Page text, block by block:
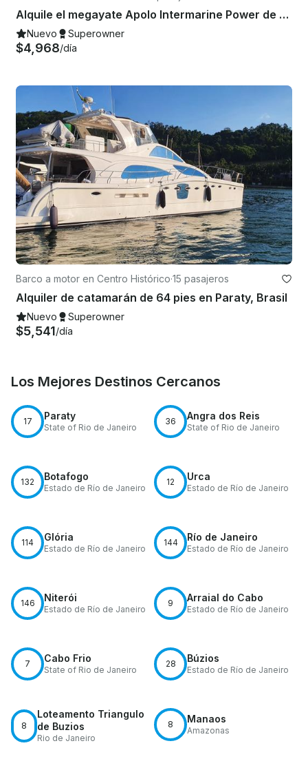
Alquile el megayate Apolo Intermarine Power de 80 pies en Paraty, Río de Janeiro
Nuevo Superowner
$4,968/día
Barco a motor en Centro Histórico·15 pasajeros
Alquiler de catamarán de 64 pies en Paraty, Brasil
Nuevo Superowner
$5,541/día
Los Mejores Destinos Cercanos
17 Paraty
State of Rio de Janeiro
36 Angra dos Reis
State of Rio de Janeiro
132 Botafogo
Estado de Río de Janeiro
12 Urca
Estado de Río de Janeiro
114 Glória
Estado de Río de Janeiro
144 Río de Janeiro
Estado de Río de Janeiro
146 Niterói
Estado de Río de Janeiro
9 Arraial do Cabo
Estado de Río de Janeiro
7 Cabo Frio
State of Rio de Janeiro
28 Búzios
Estado de Río de Janeiro
8
Loteamento Triangulo
de Buzios
Rio de Janeiro
8 Manaos
Amazonas